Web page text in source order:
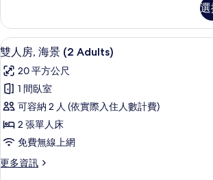
人
入
住
的
所
有
相
片
雙
人
房
人
入
的
詳
情
顯
示
雙
人
房,
海
景
(2
高級寢具、
6
雙人房, 海景 (2 Adults)
20 平方公尺
1 間臥室
可容納 2 人 (依實際入住人數計費)
2 張單人床
免費無線上網
更多資訊
更